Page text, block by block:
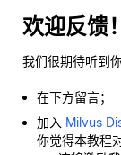
欢迎反馈！
我们很期待听到
在下方留言；
加入 Milvus
你觉得本教程